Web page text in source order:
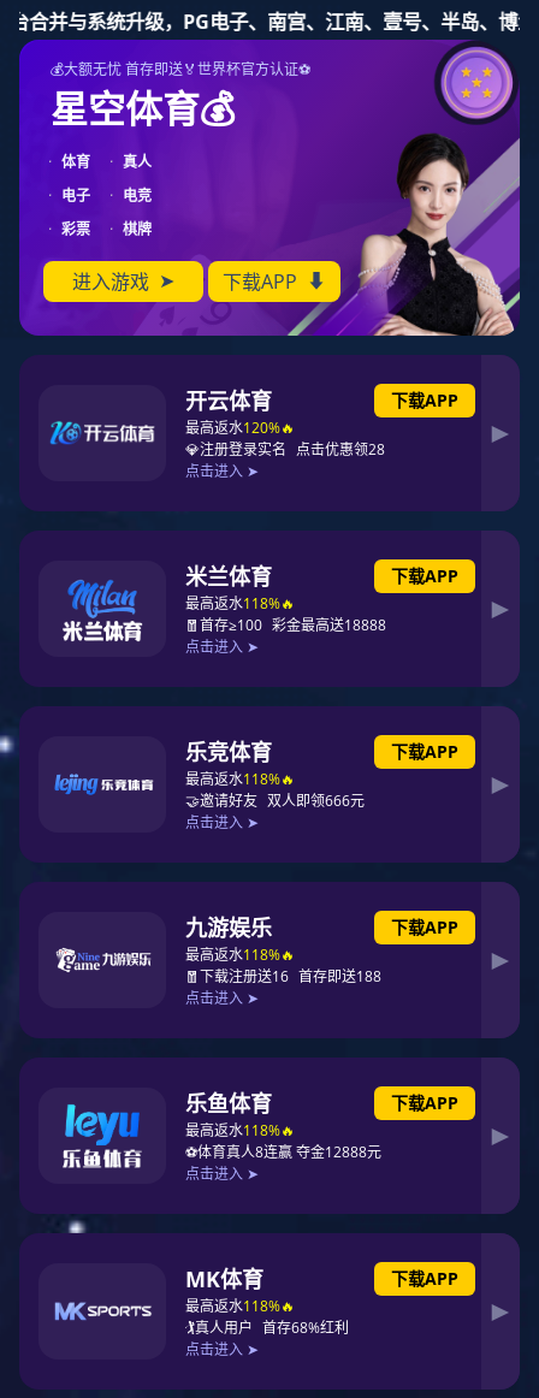
PG东升国际
PG东升国际 PG东升国际公告 十大PG东升国际
PG东升国际资讯
名家专栏
市场分析
PG东升国际地图
中国PG东升国际榜 中国PG东升国际榜公告 >> 浏览文章
2022年度婴童服饰连锁PG东升国际TOP30
发布日期：2022年07月02日 来源：互联网 【字体： 】 浏览次数：3938
随着中国购物中心的高速成长和普及，中国大量的连锁经营
国际“龙舟榜”评选。“龙舟榜”(Dragon Boat List)取自中国传
统习俗——赛龙舟，而中国的连锁经营PG东升国际逐渐呈
现千帆竞发、百舸争流之势，其中创新发展生生不息，也象
征着始终植根于中国文化的深厚商业传统和创新活力。PG
为代表中国连锁商业的核心价值榜单。
截止到2022年5月份，各大服饰企业2021年财报已经陆续
披露，2021年我国服装产业稳步恢复，服饰行业依旧表现
出强大的发展韧性与活力。据联商网零售研究中心统计，
51家服饰鞋履上市公司，2021年实现营收2691.79亿元，同
比增长24.00%，实现净利润261.10亿元，同比增长
65.35%。安踏体育、李宁、海澜之家、森马等服饰鞋履头
部企业，实现了营收与净利润的大幅度双增长。
然而并不是所有服饰企业都欣欣向荣，也有不少企业处于亏
损的境地。财报显示，搜于特、都市丽人、星期六、拉夏贝
24日被上海证券交易所予以摘牌，正式终止上市。绫致中
国旗下男装PG东升国际思莱德线下1300家门店全关的消息
更是引发一片哗然。
但就在服饰PG东升国际业绩两极化发展之际，童装却成了
众多PG东升国际逆势增长的业务之一。财报数据显示，
2021年太平鸟童装Mini Peace 收入12.7亿元，同比增长
29.5%，成为太平鸟旗下增长最快速的业务。2021年森马
服饰儿童服装业务营收102.72亿元，营收占比66.62%，同
比增长1.38%;2021财年，江南布衣童装业务实现收入6.56
亿元，同比增长47.8%。361°2021年儿童服饰贡献营收
11.07亿元，同比增长18.7%，占总收入的18.7%。儿童业